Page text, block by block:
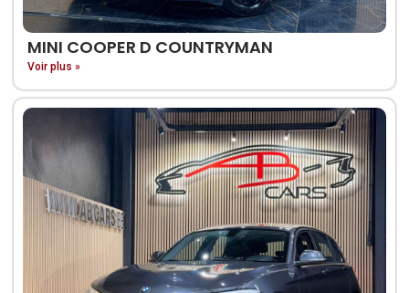
MINI COOPER D COUNTRYMAN
Voir plus »